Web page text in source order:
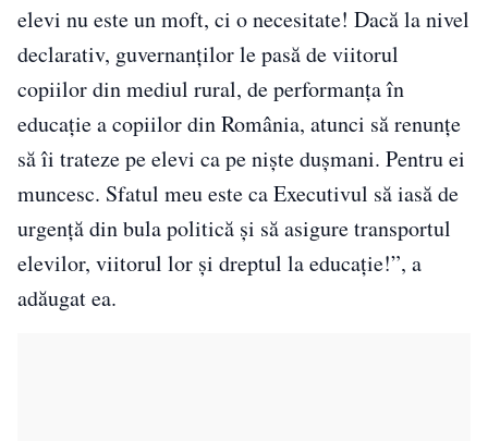
elevi nu este un moft, ci o necesitate! Dacă la nivel
declarativ, guvernanților le pasă de viitorul
copiilor din mediul rural, de performanța în
educație a copiilor din România, atunci să renunțe
să îi trateze pe elevi ca pe niște dușmani. Pentru ei
muncesc. Sfatul meu este ca Executivul să iasă de
urgență din bula politică și să asigure transportul
elevilor, viitorul lor și dreptul la educație!”, a
adăugat ea.